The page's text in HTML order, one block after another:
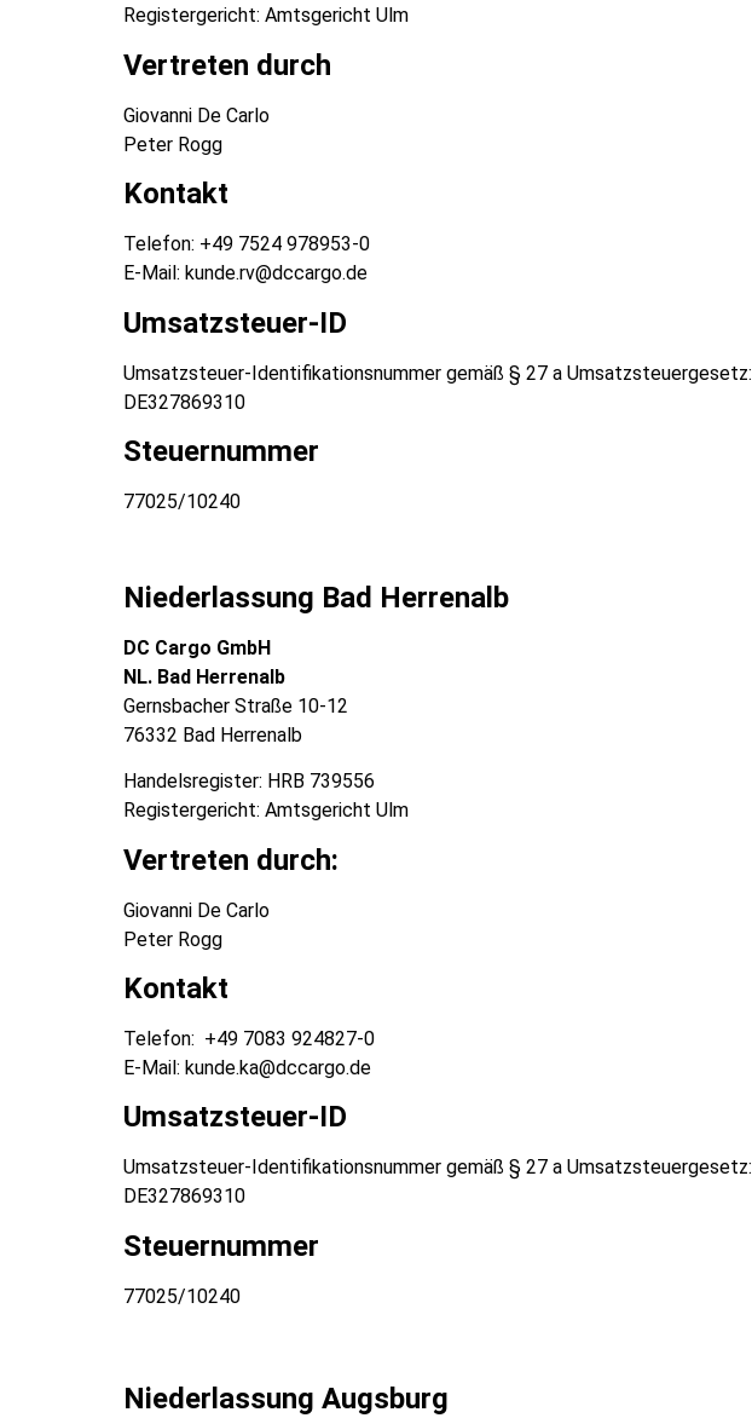
Registergericht: Amtsgericht Ulm
Vertreten durch
Giovanni De Carlo
Peter Rogg
Kontakt
Telefon: +49 7524 978953-0
E-Mail: kunde.rv@dccargo.de
Umsatzsteuer-ID
Umsatzsteuer-Identifikationsnummer gemäß § 27 a Umsatzsteuergesetz:
DE327869310
Steuernummer
77025/10240
Niederlassung Bad Herrenalb
DC Cargo GmbH
NL. Bad Herrenalb
Gernsbacher Straße 10-12
76332 Bad Herrenalb
Handelsregister: HRB 739556
Registergericht: Amtsgericht Ulm
Vertreten durch:
Giovanni De Carlo
Peter Rogg
Kontakt
Telefon: +49 7083 924827-0
E-Mail: kunde.ka@dccargo.de
Umsatzsteuer-ID
Umsatzsteuer-Identifikationsnummer gemäß § 27 a Umsatzsteuergesetz:
DE327869310
Steuernummer
77025/10240
Niederlassung Augsburg